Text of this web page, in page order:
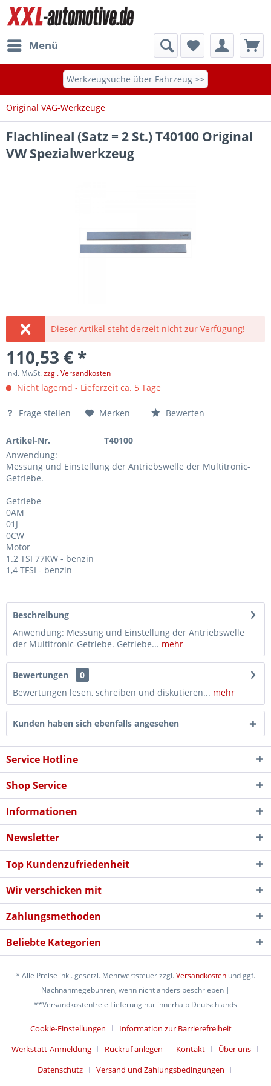
Menü
Werkzeugsuche über Fahrzeug >>
Original VAG-Werkzeuge
Flachlineal (Satz = 2 St.) T40100 Original
VW Spezialwerkzeug
Dieser Artikel steht derzeit nicht zur Verfügung!
110,53 € *
inkl. MwSt.zzgl. Versandkosten
Nicht lagernd - Lieferzeit ca. 5 Tage
Frage stellen Merken Bewerten
Artikel-Nr.
T40100
Anwendung:
Messung und Einstellung der Antriebswelle der Multitronic-
Getriebe.
Getriebe
0AM
01J
0CW
Motor
1.2 TSI 77KW - benzin
1,4 TFSI - benzin
Beschreibung
Anwendung: Messung und Einstellung der Antriebswelle
der Multitronic-Getriebe. Getriebe... mehr
Bewertungen
0
Bewertungen lesen, schreiben und diskutieren... mehr
Kunden haben sich ebenfalls angesehen
Service Hotline
Shop Service
Informationen
Newsletter
Top Kundenzufriedenheit
Wir verschicken mit
Zahlungsmethoden
Beliebte Kategorien
* Alle Preise inkl. gesetzl. Mehrwertsteuer zzgl.Versandkosten und ggf.
Nachnahmegebühren, wenn nicht anders beschrieben |
**Versandkostenfreie Lieferung nur innerhalb Deutschlands
Cookie-Einstellungen
Information zur Barrierefreiheit
Werkstatt-Anmeldung
Rückruf anlegen Kontakt
Über uns
Datenschutz
Versand und Zahlungsbedingungen